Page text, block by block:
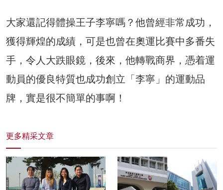
大家還記得體操王子李寧嗎？他曾經非常成功，
獲得輝煌的成績，可是也曾在奧運比賽中多番失
手，令人大跌眼鏡，後來，他轉戰商界，憑着運
動員的優良特質也成功創立「李寧」的運動品
牌，實是很不簡單的事啊！
更多精采文章